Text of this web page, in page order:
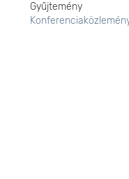
Gyűjtemény